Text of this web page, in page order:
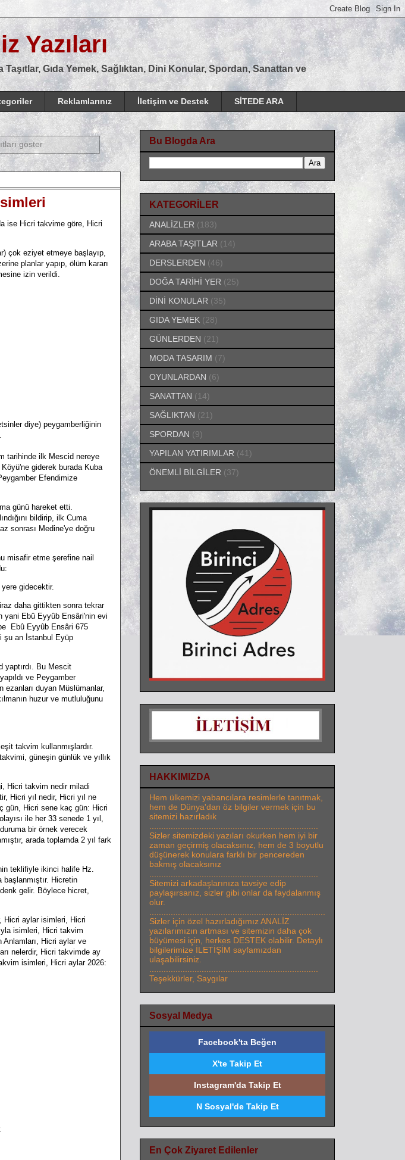
Yazıları
Gıda Yemek, Sağlıktan, Dini Konular, Spordan, Sanattan ve
Reklamlarınız İletişim ve Destek SİTEDE ARA
göster
ise Hicri takvime göre, Hicri
çok eziyet etmeye başlayıp,
planlar yapıp, ölüm kararı
izin verildi.
diye) peygamberliğinin
tarihinde ilk Mescid nereye
giderek burada Kuba
Efendimize
günü hareket etti.
bildirip, ilk Cuma
sonrası Medine'ye doğru
misafir etme şerefine nail
gidecektir.
daha gittikten sonra tekrar
yani Ebû Eyyûb Ensâri'nin evi
Ebû Eyyûb Ensâri 675
şu an İstanbul Eyüp
yaptırdı. Bu Mescit
ve Peygamber
duyan Müslümanlar,
huzur ve mutluluğunu
takvim kullanmışlardır.
güneşin günlük ve yıllık
Hicri takvim nedir miladi
Hicri yıl nedir, Hicri yıl ne
gün, Hicri sene kaç gün: Hicri
ile her 33 senede 1 yıl,
bir örnek verecek
arada toplamda 2 yıl fark
teklifiyle ikinci halife Hz.
Hicretin
gelir. Böylece hicret,
Hicri aylar isimleri, Hicri
isimleri, Hicri takvim
Anlamları, Hicri aylar ve
nelerdir, Hicri takvimde ay
isimleri, Hicri aylar 2026:
Bu Blogda Ara
KATEGORİLER
ANALİZLER (183)
ARABA TAŞITLAR (14)
DERSLERDEN (46)
DOĞA TARİHİ YER (25)
DİNİ KONULAR (35)
GIDA YEMEK (28)
GÜNLERDEN (21)
MODA TASARIM (7)
OYUNLARDAN (6)
SANATTAN (14)
SAĞLIKTAN (21)
SPORDAN (9)
YAPILAN YATIRIMLAR (41)
ÖNEMLİ BİLGİLER (37)
HAKKIMIZDA
Hem ülkemizi yabancılara resimlerle tanıtmak,
hem de Dünya'dan öz bilgiler vermek için bu
sitemizi hazırladık
Sizler sitemizdeki yazıları okurken hem iyi bir
zaman geçirmiş olacaksınız, hem de 3 boyutlu
düşünerek konulara farklı bir pencereden
bakmış olacaksınız
Sitemizi arkadaşlarınıza tavsiye edip
paylaşırsanız, sizler gibi onlar da faydalanmış
olur.
Sizler için özel hazırladığımız ANALİZ
yazılarımızın artması ve sitemizin daha çok
büyümesi için, herkes DESTEK olabilir. Detaylı
bilgilerimize İLETİŞİM sayfamızdan
ulaşabilirsiniz.
Teşekkürler, Saygılar
Sosyal Medya
Facebook'ta Beğen
X'te Takip Et
Instagram'da Takip Et
N Sosyal'de Takip Et
En Çok Ziyaret Edilenler